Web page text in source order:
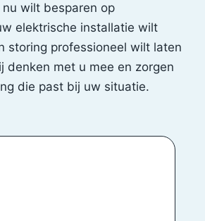
wilt besparen op
elektrische installatie wilt
storing professioneel wilt laten
denken met u mee en zorgen
die past bij uw situatie.